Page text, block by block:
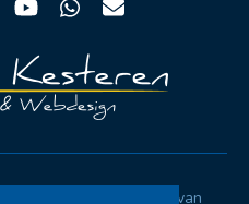
YouTubeWhatsapp
Email
Niels van